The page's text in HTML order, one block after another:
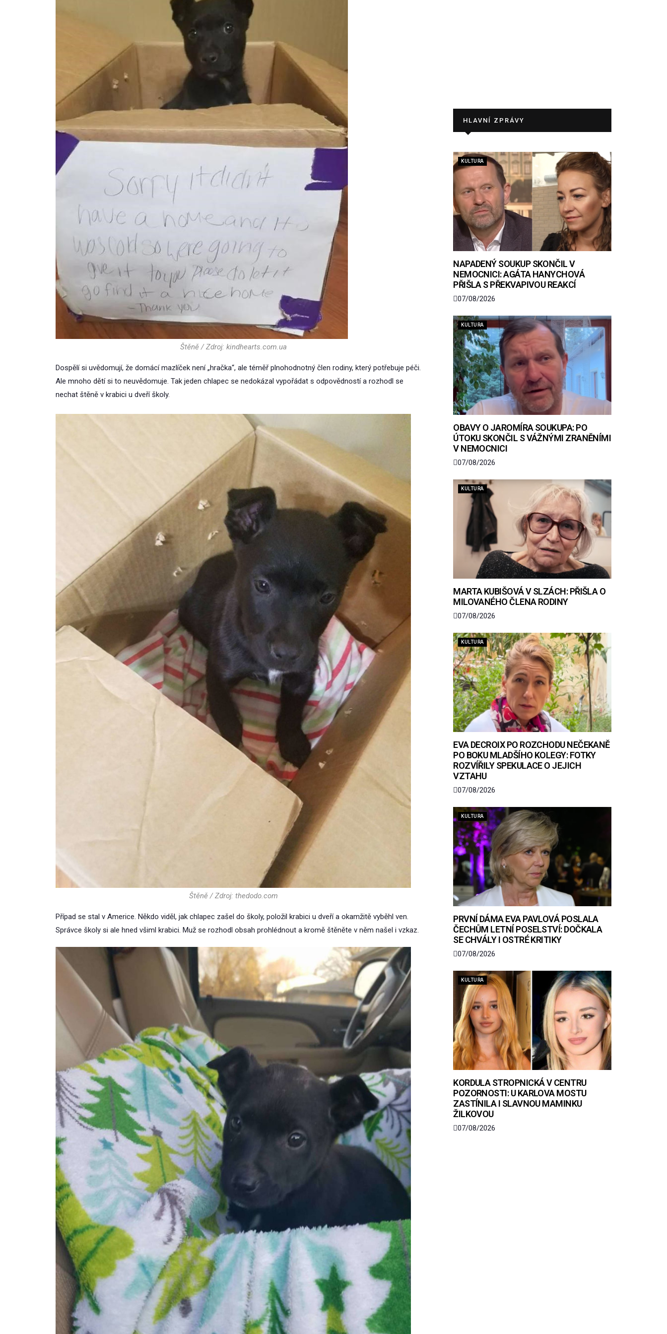
Štěně / Zdroj: kindhearts.com.ua
Dospělí si uvědomují, že domácí mazlíček není „hračka“, ale téměř plnohodnotný člen rodiny, který potřebuje péči.
Ale mnoho dětí si to neuvědomuje. Tak jeden chlapec se nedokázal vypořádat s odpovědností a rozhodl se
nechat štěně v krabici u dveří školy.
Štěně / Zdroj: thedodo.com
Případ se stal v Americe. Někdo viděl, jak chlapec zašel do školy, položil krabici u dveří a okamžitě vyběhl ven.
Správce školy si ale hned všiml krabici. Muž se rozhodl obsah prohlédnout a kromě štěněte v něm našel i vzkaz.
HLAVNÍ ZPRÁVY
KULTURA
NAPADENÝ SOUKUP SKONČIL V
NEMOCNICI: AGÁTA HANYCHOVÁ
PŘIŠLA S PŘEKVAPIVOU REAKCÍ
07/08/2026
KULTURA
OBAVY O JAROMÍRA SOUKUPA: PO
ÚTOKU SKONČIL S VÁŽNÝMI ZRANĚNÍMI
V NEMOCNICI
07/08/2026
KULTURA
MARTA KUBIŠOVÁ V SLZÁCH: PŘIŠLA O
MILOVANÉHO ČLENA RODINY
07/08/2026
KULTURA
EVA DECROIX PO ROZCHODU NEČEKANĚ
PO BOKU MLADŠÍHO KOLEGY: FOTKY
ROZVÍŘILY SPEKULACE O JEJICH
VZTAHU
07/08/2026
KULTURA
PRVNÍ DÁMA EVA PAVLOVÁ POSLALA
ČECHŮM LETNÍ POSELSTVÍ: DOČKALA
SE CHVÁLY I OSTRÉ KRITIKY
07/08/2026
KULTURA
KORDULA STROPNICKÁ V CENTRU
POZORNOSTI: U KARLOVA MOSTU
ZASTÍNILA I SLAVNOU MAMINKU
ŽILKOVOU
07/08/2026